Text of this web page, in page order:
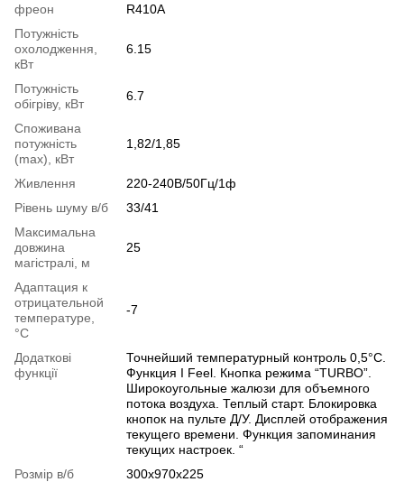
фреон
R410A
Потужність
охолодження,
кВт
6.15
Потужність
обігріву, кВт
6.7
Споживана
потужність
(max), кВт
1,82/1,85
Живлення
220-240В/50Гц/1ф
Рівень шуму в/б
33/41
Максимальна
довжина
магістралі, м
25
Адаптация к
отрицательной
температуре,
°C
-7
Додаткові
функції
Точнейший температурный контроль 0,5°С.
Функция I Feel. Кнопка режима “TURBO”.
Широкоугольные жалюзи для объемного
потока воздуха. Теплый старт. Блокировка
кнопок на пульте Д/У. Дисплей отображения
текущего времени. Функция запоминания
текущих настроек. “
Розмір в/б
300x970x225